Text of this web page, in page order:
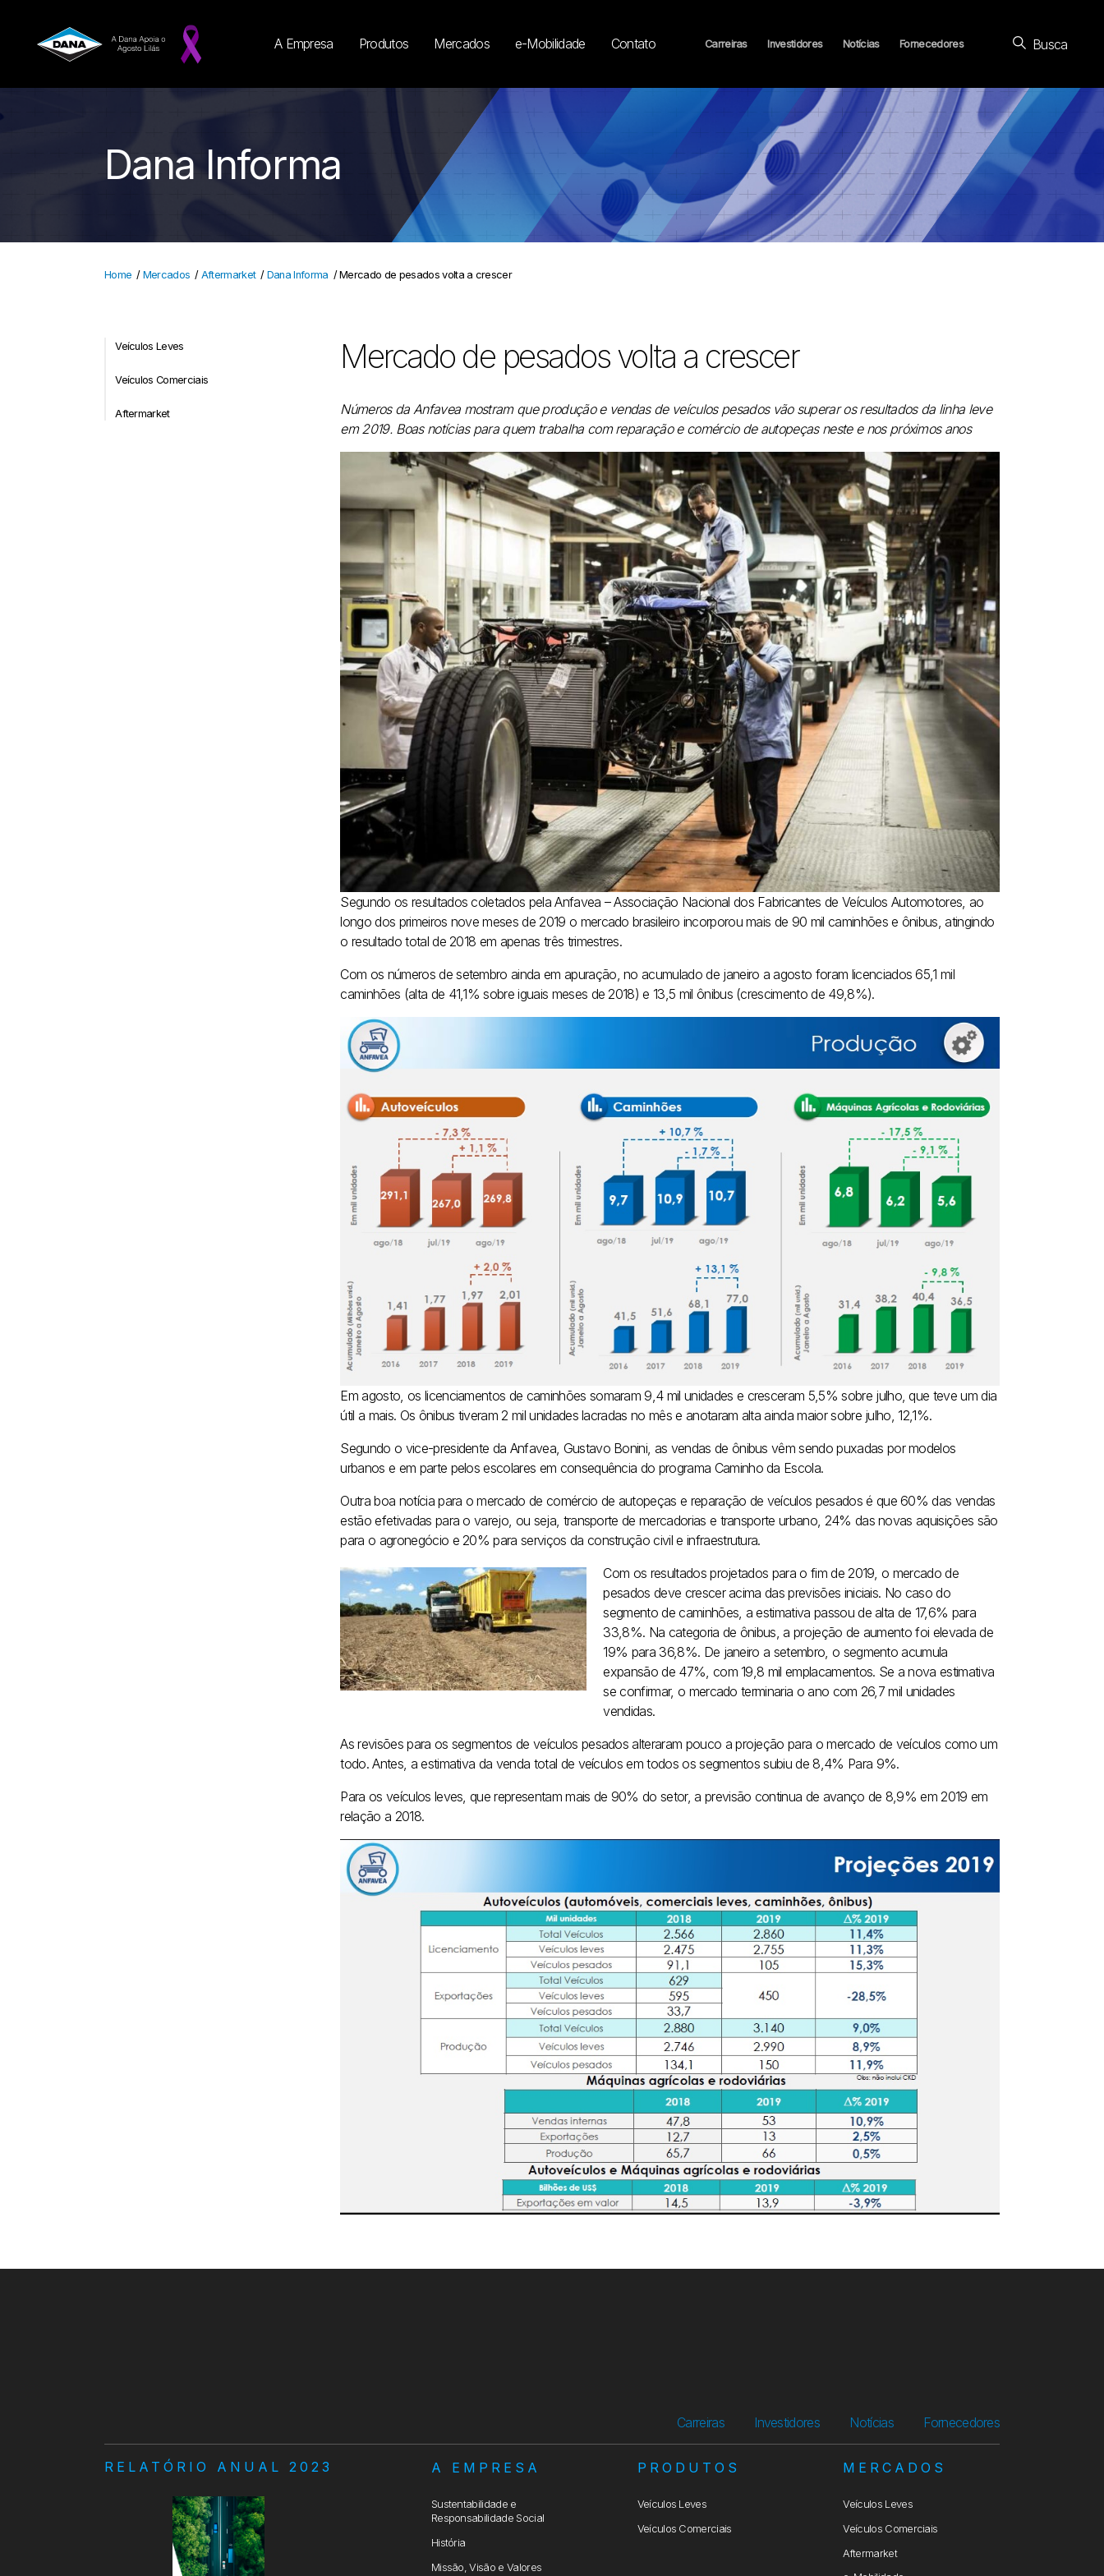
A Empresa Produtos Mercados e-Mobilidade Contato Carreiras Investidores Notícias Fornecedores Busca
Dana Informa
Home / Mercados / Aftermarket / Dana Informa /Mercado de pesados volta a crescer
Veículos Leves
Veículos Comerciais
Aftermarket
Mercado de pesados volta a crescer
Números da Anfavea mostram que produção e vendas de veículos pesados vão superar os resultados da linha leve
em 2019. Boas notícias para quem trabalha com reparação e comércio de autopeças neste e nos próximos anos
Segundo os resultados coletados pela Anfavea – Associação Nacional dos Fabricantes de Veículos Automotores, ao
longo dos primeiros nove meses de 2019 o mercado brasileiro incorporou mais de 90 mil caminhões e ônibus, atingindo
o resultado total de 2018 em apenas três trimestres.
Com os números de setembro ainda em apuração, no acumulado de janeiro a agosto foram licenciados 65,1 mil
caminhões (alta de 41,1% sobre iguais meses de 2018) e 13,5 mil ônibus (crescimento de 49,8%).
Em agosto, os licenciamentos de caminhões somaram 9,4 mil unidades e cresceram 5,5% sobre julho, que teve um dia
útil a mais. Os ônibus tiveram 2 mil unidades lacradas no mês e anotaram alta ainda maior sobre julho, 12,1%.
Segundo o vice-presidente da Anfavea, Gustavo Bonini, as vendas de ônibus vêm sendo puxadas por modelos
urbanos e em parte pelos escolares em consequência do programa Caminho da Escola.
Outra boa notícia para o mercado de comércio de autopeças e reparação de veículos pesados é que 60% das vendas
estão efetivadas para o varejo, ou seja, transporte de mercadorias e transporte urbano, 24% das novas aquisições são
para o agronegócio e 20% para serviços da construção civil e infraestrutura.
Com os resultados projetados para o fim de 2019, o mercado de
pesados deve crescer acima das previsões iniciais. No caso do
segmento de caminhões, a estimativa passou de alta de 17,6% para
33,8%. Na categoria de ônibus, a projeção de aumento foi elevada de
19% para 36,8%. De janeiro a setembro, o segmento acumula
expansão de 47%, com 19,8 mil emplacamentos. Se a nova estimativa
se confirmar, o mercado terminaria o ano com 26,7 mil unidades
vendidas.
As revisões para os segmentos de veículos pesados alteraram pouco a projeção para o mercado de veículos como um
todo. Antes, a estimativa da venda total de veículos em todos os segmentos subiu de 8,4% Para 9%.
Para os veículos leves, que representam mais de 90% do setor, a previsão continua de avanço de 8,9% em 2019 em
relação a 2018.
Carreiras Investidores Notícias Fornecedores
RELATÓRIO ANUAL 2023 A EMPRESA
Sustentabilidade e
Responsabilidade Social
História
Missão, Visão e Valores
PRODUTOS
Veículos Leves
Veículos Comerciais
MERCADOS
Veículos Leves
Veículos Comerciais
Aftermarket